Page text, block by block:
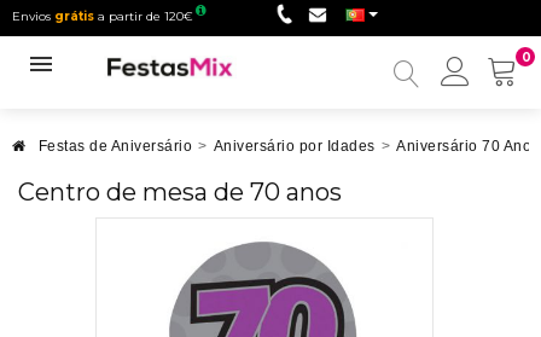
Envios grátis a partir de 120€
0
Minha
Festas de Aniversário > Aniversário por Idades > Aniversário 70 Anos
Centro de mesa de 70 anos